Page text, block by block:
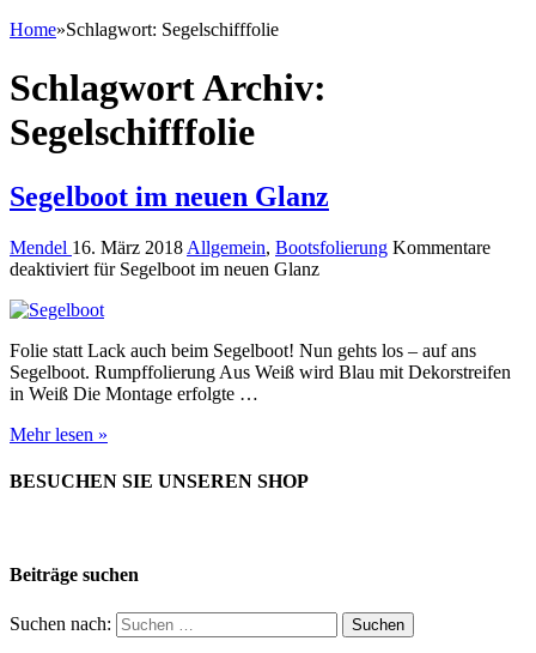
Home»Schlagwort: Segelschifffolie
Schlagwort Archiv:
Segelschifffolie
Segelboot im neuen Glanz
Mendel 16. März 2018 Allgemein, Bootsfolierung Kommentare
deaktiviert für Segelboot im neuen Glanz
Folie statt Lack auch beim Segelboot! Nun gehts los – auf ans
Segelboot. Rumpffolierung Aus Weiß wird Blau mit Dekorstreifen
in Weiß Die Montage erfolgte …
Mehr lesen »
BESUCHEN SIE UNSEREN SHOP
Beiträge suchen
Suchen nach: